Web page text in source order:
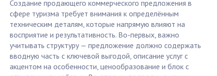
Создание продающего коммерческого предложения в
сфере туризма требует внимания к определённым
техническим деталям, которые напрямую влияют на
восприятие и результативность. Во-первых, важно
учитывать структуру — предложение должно содержать
вводную часть с ключевой выгодой, описание услуг с
акцентом на особенности, ценообразование и блок с